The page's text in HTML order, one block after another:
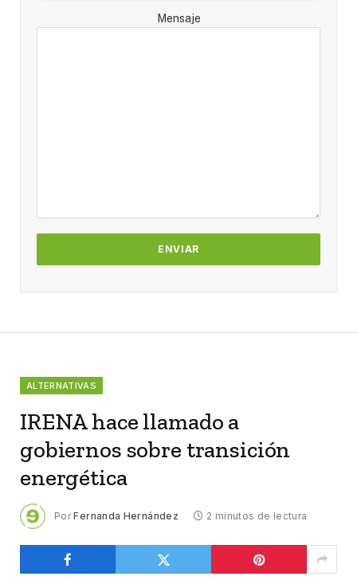
Mensaje
ALTERNATIVAS
IRENA hace llamado a
gobiernos sobre transición
energética
Por Fernanda Hernández 2 minutos de lectura